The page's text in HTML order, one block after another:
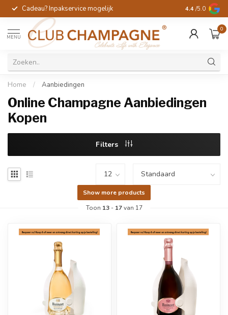
Cadeau? Inpakservice mogelijk Gratis
4.4 /5.0
MENU
0
Home / Aanbiedingen
Online Champagne Aanbiedingen
Kopen
Filters
Show more products
Toon 13- 17van 17